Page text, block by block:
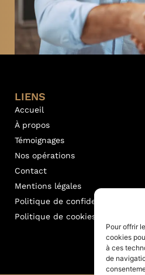
Pour offrir
cookies
à ces
de
LIENS
Accueil
À propos
Témoignages
Nos opérations
Contact
Mentions légales
Politique de confidentialité
Politique de cookies (UE)